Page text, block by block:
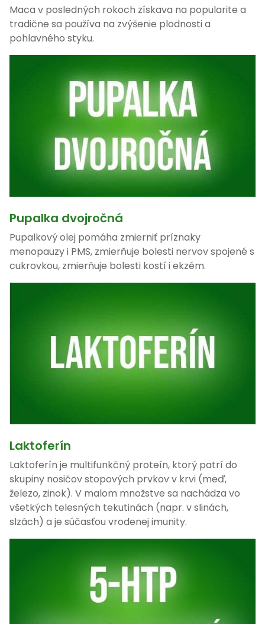
Maca v posledných rokoch získava na popularite a
tradične sa používa na zvýšenie plodnosti a
pohlavného styku.
Pupalka dvojročná
Pupalkový olej pomáha zmierniť príznaky
menopauzy i PMS, zmierňuje bolesti nervov spojené s
cukrovkou, zmierňuje bolesti kostí i ekzém.
Laktoferín
Laktoferín je multifunkčný proteín, ktorý patrí do
skupiny nosičov stopových prvkov v krvi (meď,
železo, zinok). V malom množstve sa nachádza vo
všetkých telesných tekutinách (napr. v slinách,
slzách) a je súčasťou vrodenej imunity.